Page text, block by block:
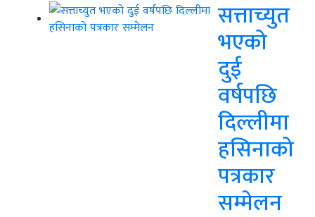
सत्ताच्युत
भएको
दुई
वर्षपछि
दिल्लीमा
हसिनाको
पत्रकार
सम्मेलन